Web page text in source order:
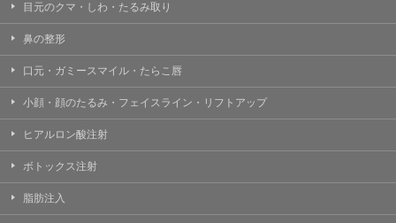
目元のクマ・しわ・たるみ取り
鼻の整形
口元・ガミースマイル・たらこ唇
小顔・顔のたるみ・フェイスライン・リフトアップ
ヒアルロン酸注射
ボトックス注射
脂肪注入